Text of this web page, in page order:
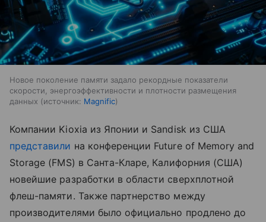
Новое поколение памяти задало рекордные показатели
скорости, энергоэффективности и плотности размещения
данных
источник: Magnific
Компании Kioxia из Японии и Sandisk из США
представили на конференции Future of Memory and
Storage (FMS) в Санта-Кларе, Калифорния (США)
новейшие разработки в области сверхплотной
флеш-памяти. Также партнерство между
производителями было официально продлено до